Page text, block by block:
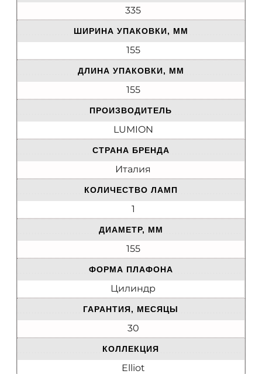
335
ШИРИНА УПАКОВКИ, ММ
155
ДЛИНА УПАКОВКИ, ММ
155
ПРОИЗВОДИТЕЛЬ
LUMION
СТРАНА БРЕНДА
Италия
КОЛИЧЕСТВО ЛАМП
1
ДИАМЕТР, ММ
155
ФОРМА ПЛАФОНА
Цилиндр
ГАРАНТИЯ, МЕСЯЦЫ
30
КОЛЛЕКЦИЯ
Elliot